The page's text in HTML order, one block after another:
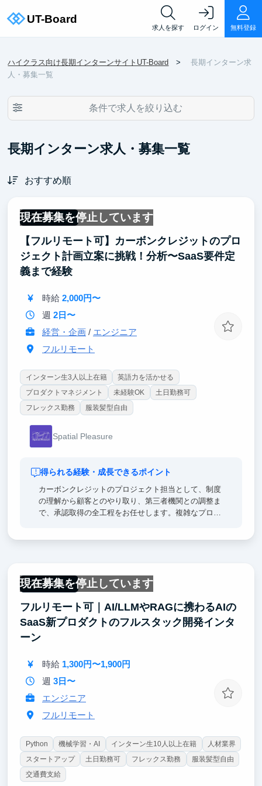
求人を探す ログイン 無料登録
ハイクラス向け長期インターンサイトUT-Board
長期インターン求
人・募集一覧
条件で求人を絞り込む
長期インターン求人・募集一覧
おすすめ順
現在募集を停止しています
フルリモート
【フルリモート可】カーボンクレジットのプロ
ジェクト計画立案に挑戦！分析〜SaaS要件定
義まで経験
時給 2,000円〜
週 2日〜
経営・企画/ エンジニア
フルリモート
インターン生3人以上在籍
英語力を活かせる
プロダクトマネジメント
未経験OK
土日勤務可
フレックス勤務
服装髪型自由
Spatial Pleasure
得られる経験・成長できるポイント
カーボンクレジットのプロジェクト担当として、制度
の理解から顧客とのやり取り、第三者機関との調整ま
で、承認取得の全工程をお任せします。複雑なプロジ
る過程を間近で見ることができる環境です。
現在募集を停止しています
フルリモート
フルリモート可｜AI/LLMやRAGに携わるAIの
SaaS新プロダクトのフルスタック開発インタ
ーン
時給 1,300円〜1,900円
週 3日〜
エンジニア
フルリモート
Python 機械学習・AI インターン生10人以上在籍
人材業界
スタートアップ
土日勤務可 フレックス勤務
服装髪型自由
交通費支給